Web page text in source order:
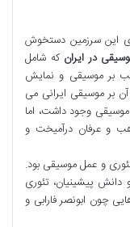
این سرزمین دستخوش
در ایران که شامل
بر موسیقی و نمایش
بر موسیقی ایرانی می
موسیقی وجود داشت، اما
و عرفان درآمیخت و
و عمل موسیقی بود.
دانش پیشینیان، تئوری
چون ابونصر فارابی و